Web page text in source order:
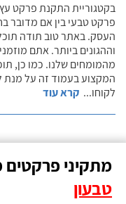
בקטגוריית התקנת פרקט
פרקט טבעי בין אם מדובר
העסק. באתר טוב תודה
וההגונים ביותר. אתם
מהמומחים שלנו. כמו כן,
המקצוע בעמוד זה על
לקוחו... קרא עוד
מתקיני פרקטים
טבעון